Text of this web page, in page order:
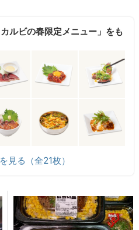
カルビの春限定メニュー」をも
見る（全21枚）